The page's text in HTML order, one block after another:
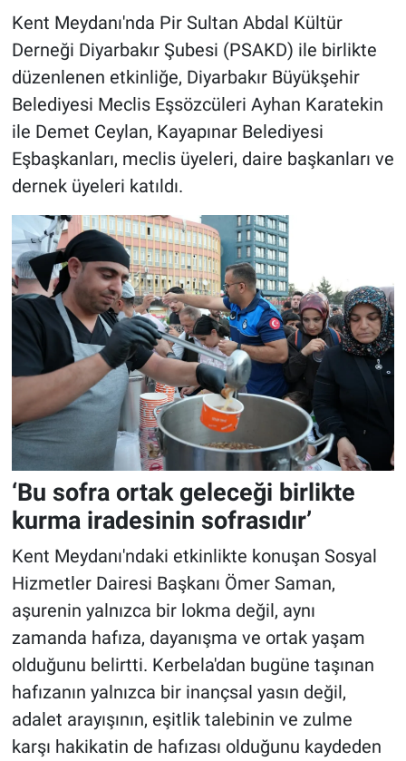
Kent Meydanı'nda Pir Sultan Abdal Kültür
Derneği Diyarbakır Şubesi (PSAKD) ile birlikte
düzenlenen etkinliğe, Diyarbakır Büyükşehir
Belediyesi Meclis Eşsözcüleri Ayhan Karatekin
ile Demet Ceylan, Kayapınar Belediyesi
Eşbaşkanları, meclis üyeleri, daire başkanları ve
dernek üyeleri katıldı.
‘Bu sofra ortak geleceği birlikte
kurma iradesinin sofrasıdır’
Kent Meydanı'ndaki etkinlikte konuşan Sosyal
Hizmetler Dairesi Başkanı Ömer Saman,
aşurenin yalnızca bir lokma değil, aynı
zamanda hafıza, dayanışma ve ortak yaşam
olduğunu belirtti. Kerbela'dan bugüne taşınan
hafızanın yalnızca bir inançsal yasın değil,
adalet arayışının, eşitlik talebinin ve zulme
karşı hakikatin de hafızası olduğunu kaydeden